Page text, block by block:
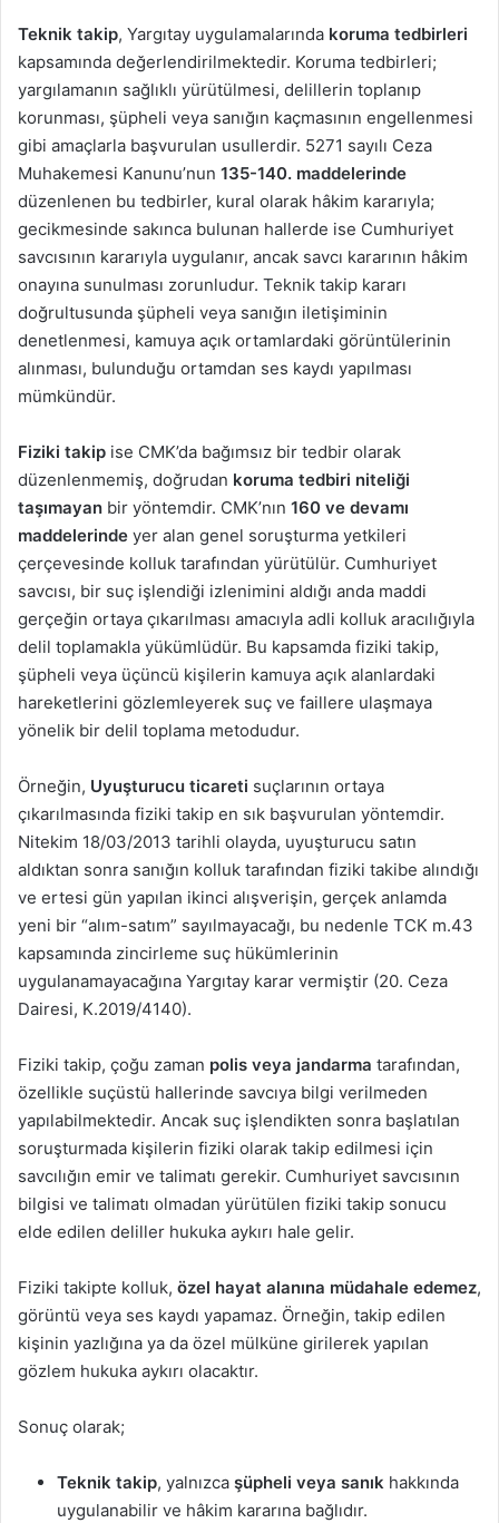
Teknik takip, Yargıtay uygulamalarında koruma tedbirleri
kapsamında değerlendirilmektedir. Koruma tedbirleri;
yargılamanın sağlıklı yürütülmesi, delillerin toplanıp
korunması, şüpheli veya sanığın kaçmasının engellenmesi
gibi amaçlarla başvurulan usullerdir. 5271 sayılı Ceza
Muhakemesi Kanunu’nun 135-140. maddelerinde
düzenlenen bu tedbirler, kural olarak hâkim kararıyla;
gecikmesinde sakınca bulunan hallerde ise Cumhuriyet
savcısının kararıyla uygulanır, ancak savcı kararının hâkim
onayına sunulması zorunludur. Teknik takip kararı
doğrultusunda şüpheli veya sanığın iletişiminin
denetlenmesi, kamuya açık ortamlardaki görüntülerinin
alınması, bulunduğu ortamdan ses kaydı yapılması
mümkündür.
Fiziki takip ise CMK’da bağımsız bir tedbir olarak
düzenlenmemiş, doğrudan koruma tedbiri niteliği
taşımayan bir yöntemdir. CMK’nın 160 ve devamı
maddelerinde yer alan genel soruşturma yetkileri
çerçevesinde kolluk tarafından yürütülür. Cumhuriyet
savcısı, bir suç işlendiği izlenimini aldığı anda maddi
gerçeğin ortaya çıkarılması amacıyla adli kolluk aracılığıyla
delil toplamakla yükümlüdür. Bu kapsamda fiziki takip,
şüpheli veya üçüncü kişilerin kamuya açık alanlardaki
hareketlerini gözlemleyerek suç ve faillere ulaşmaya
yönelik bir delil toplama metodudur.
Örneğin, Uyuşturucu ticareti suçlarının ortaya
çıkarılmasında fiziki takip en sık başvurulan yöntemdir.
Nitekim 18/03/2013 tarihli olayda, uyuşturucu satın
aldıktan sonra sanığın kolluk tarafından fiziki takibe alındığı
ve ertesi gün yapılan ikinci alışverişin, gerçek anlamda
yeni bir “alım-satım” sayılmayacağı, bu nedenle TCK m.43
kapsamında zincirleme suç hükümlerinin
uygulanamayacağına Yargıtay karar vermiştir (20. Ceza
Dairesi, K.2019/4140).
Fiziki takip, çoğu zaman polis veya jandarma tarafından,
özellikle suçüstü hallerinde savcıya bilgi verilmeden
yapılabilmektedir. Ancak suç işlendikten sonra başlatılan
soruşturmada kişilerin fiziki olarak takip edilmesi için
savcılığın emir ve talimatı gerekir. Cumhuriyet savcısının
bilgisi ve talimatı olmadan yürütülen fiziki takip sonucu
elde edilen deliller hukuka aykırı hale gelir.
Fiziki takipte kolluk, özel hayat alanına müdahale edemez,
görüntü veya ses kaydı yapamaz. Örneğin, takip edilen
kişinin yazlığına ya da özel mülküne girilerek yapılan
gözlem hukuka aykırı olacaktır.
Sonuç olarak;
Teknik takip, yalnızca şüpheli veya sanık hakkında
uygulanabilir ve hâkim kararına bağlıdır.